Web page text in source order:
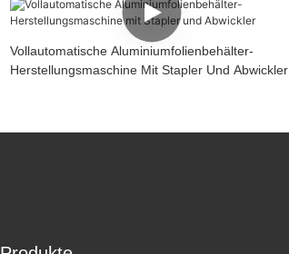
Vollautomatische Aluminiumfolienbehälter-
Herstellungsmaschine Mit Stapler Und Abwickler